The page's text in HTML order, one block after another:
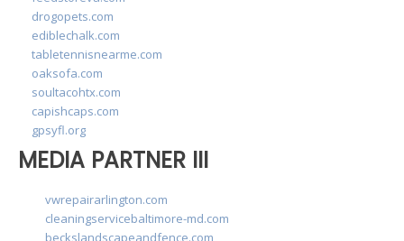
drogopets.com
ediblechalk.com
tabletennisnearme.com
oaksofa.com
soultacohtx.com
capishcaps.com
gpsyfl.org
MEDIA PARTNER III
vwrepairarlington.com
cleaningservicebaltimore-md.com
beckslandscapeandfence.com